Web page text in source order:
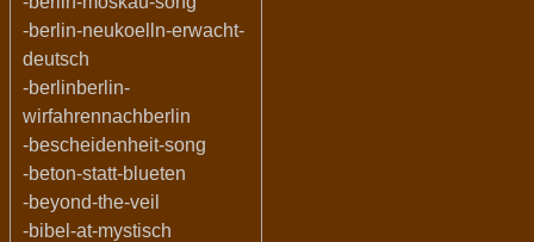
-berlin-neukoelln-erwacht-
deutsch
-berlinberlin-
wirfahrennachberlin
-bescheidenheit-song
-beton-statt-blueten
-beyond-the-veil
-bibel-at-mystisch